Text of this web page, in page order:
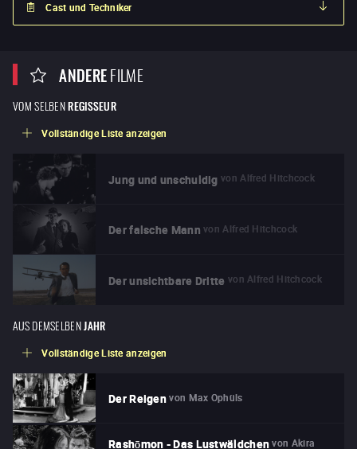
Cast und Techniker
ANDEREFILME
VOM SELBENREGISSEUR
Vollständige Liste anzeigen
Jung und unschuldig von Alfred Hitchcock
Der falsche Mann von Alfred Hitchcock
Der unsichtbare Dritte von Alfred Hitchcock
AUS DEMSELBENJAHR
Vollständige Liste anzeigen
Der Reigen von Max Ophüls
Rashōmon - Das Lustwäldchen von Akira